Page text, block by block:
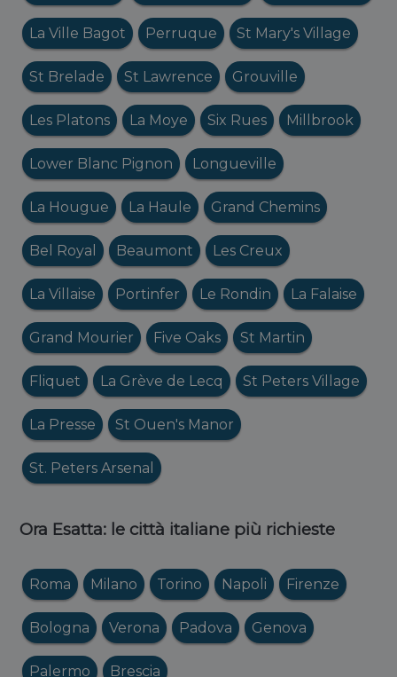
La Ville Bagot Perruque St Mary's Village
St Brelade St Lawrence Grouville
Les Platons La Moye Six Rues Millbrook
Lower Blanc Pignon Longueville
La Hougue La Haule Grand Chemins
Bel Royal Beaumont Les Creux
La Villaise Portinfer Le Rondin La Falaise
Grand Mourier Five Oaks St Martin
Fliquet La Grève de Lecq St Peters Village
La Presse St Ouen's Manor
St. Peters Arsenal
Ora Esatta: le città italiane più richieste
Roma Milano Torino Napoli Firenze
Bologna Verona Padova Genova
Palermo Brescia